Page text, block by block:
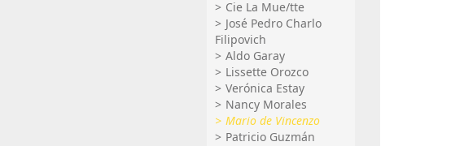
Cie La Mue/tte
José Pedro Charlo
Filipovich
Aldo Garay
Lissette Orozco
Verónica Estay
Nancy Morales
Mario de Vincenzo
Patricio Guzmán